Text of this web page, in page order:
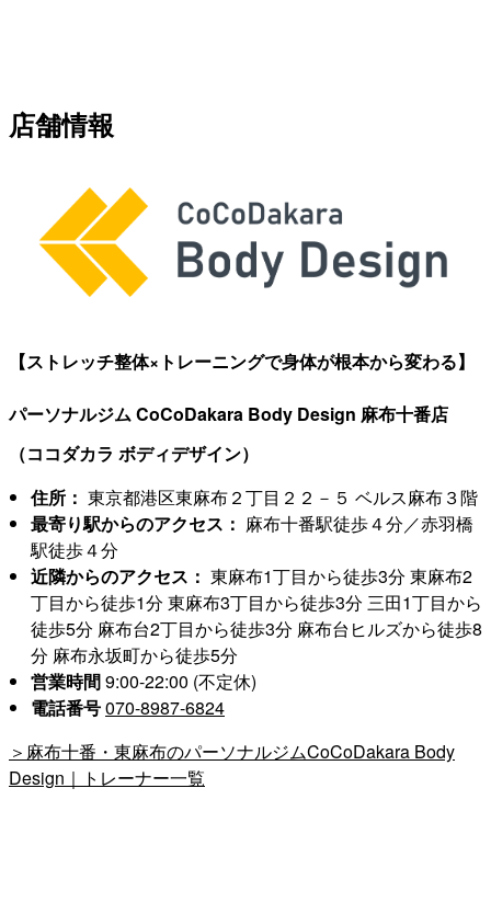
店舗情報
【ストレッチ整体×トレーニングで身体が根本から変わる】
パーソナルジム CoCoDakara Body Design 麻布十番店
（ココダカラ ボディデザイン）
住所： 東京都港区東麻布２丁目２２－５ ベルス麻布３階
最寄り駅からのアクセス： 麻布十番駅徒歩４分／赤羽橋
駅徒歩４分
近隣からのアクセス： 東麻布1丁目から徒歩3分 東麻布2
丁目から徒歩1分 東麻布3丁目から徒歩3分 三田1丁目から
徒歩5分 麻布台2丁目から徒歩3分 麻布台ヒルズから徒歩8
分 麻布永坂町から徒歩5分
営業時間9:00-22:00 (不定休)
電話番号070-8987-6824
＞麻布十番・東麻布のパーソナルジムCoCoDakara Body
Design｜トレーナー一覧